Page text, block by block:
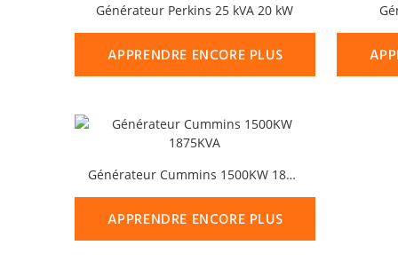
Générateur Perkins 25 kVA 20 kW
APPRENDRE ENCORE PLUS
Générateur Cummins 1500KW 1875KVA
APPRENDRE ENCORE PLUS